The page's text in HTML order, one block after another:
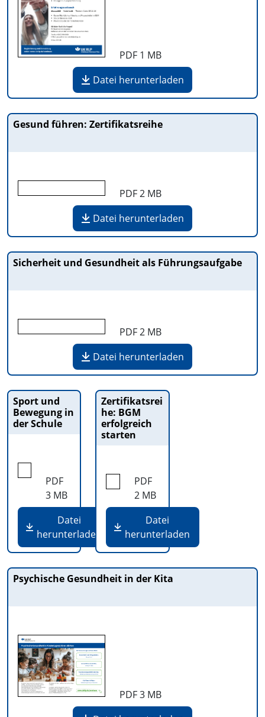
PDF 1 MB
Datei herunterladen
Gesund führen: Zertifikatsreihe
PDF2 MB
Datei herunterladen
Sicherheit und Gesundheit als Führungsaufgabe
PDF2 MB
Datei herunterladen
Sport und
Bewegung in
der Schule
PDF
3 MB
Datei
herunterladen
Zertifikatsrei
he: BGM
erfolgreich
starten
PDF
2 MB
Datei
herunterladen
Psychische Gesundheit in der Kita
PDF3 MB